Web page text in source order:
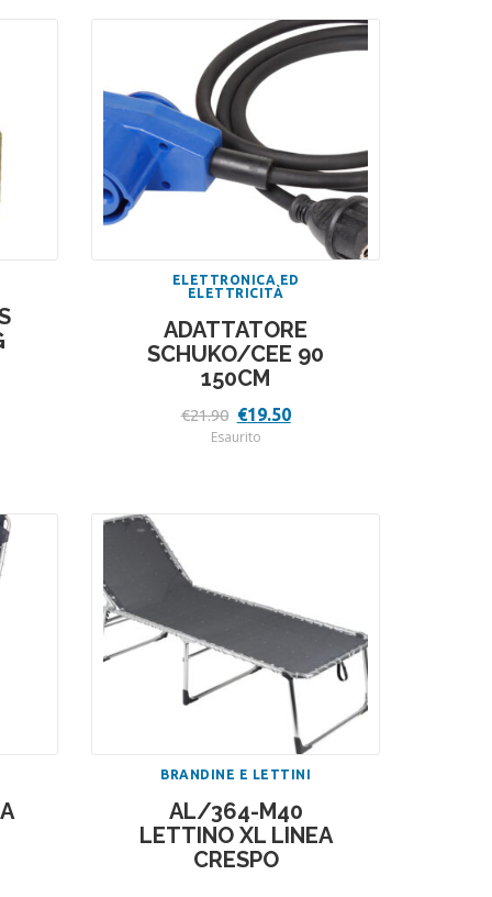
ELETTRONICA ED
ELETTRICITÀ
ADATTATORE
SCHUKO/CEE 90
150CM
€21.90 Il
prezzo
originale
€19.50Il
Esaurito
BRANDINE E LETTINI
AL/364-M40
LETTINO XL LINEA
CRESPO